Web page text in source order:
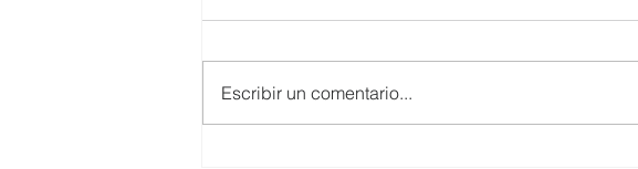
Escribir un comentario...